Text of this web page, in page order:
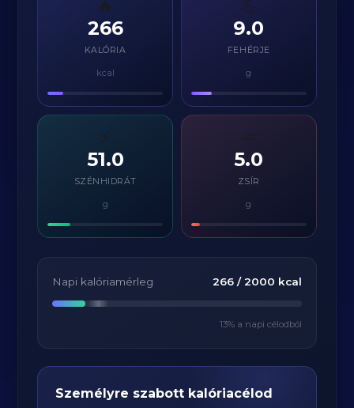
🔥
266
KALÓRIA
kcal
💪
9.0
FEHÉRJE
g
⚡
51.0
SZÉNHIDRÁT
g
5.0
ZSÍR
g
Napi kalóriamérleg 266/ 2000 kcal
13% a napi célodból
Személyre szabott kalóriacélod